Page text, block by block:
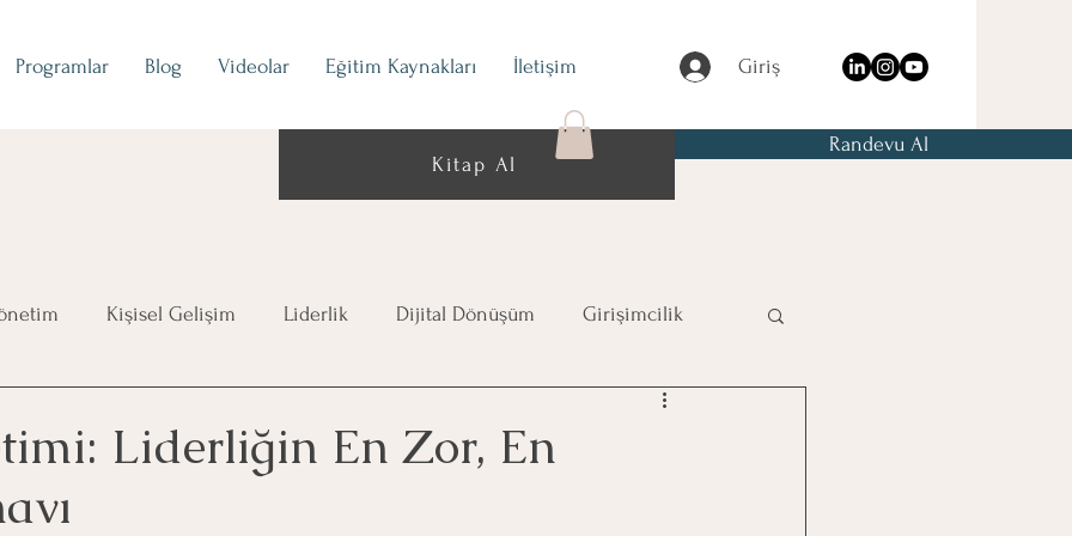
Programlar Blog Videolar Eğitim Kaynakları İletişim Giriş
Kitap Al
Randevu Al
Kişisel Gelişim Liderlik Dijital Dönüşüm Girişimcilik
Liderliğin En Zor, En